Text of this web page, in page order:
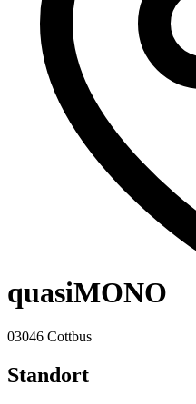
quasiMONO
03046 Cottbus
Standort